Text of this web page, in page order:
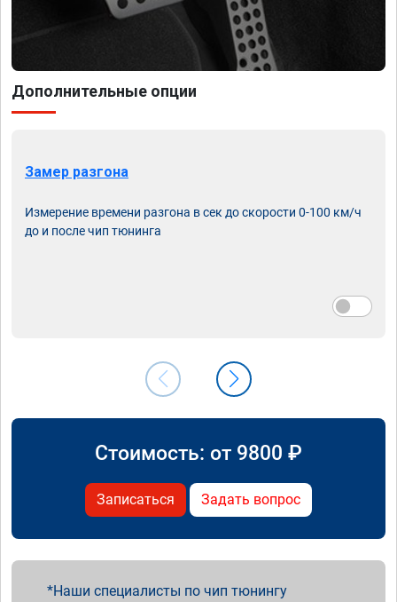
Дополнительные опции
Замер разгона
Измерение времени разгона в сек до скорости 0-100 км/ч
до и после чип тюнинга
Стоимость: от 9800 ₽
Записаться Задать вопрос
Наши специалисты по чип тюнингу